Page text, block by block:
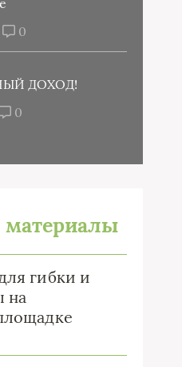
0
ДОХОД!
0
гибки и
на